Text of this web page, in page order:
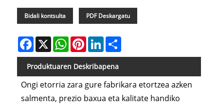
Bidali kontsulta PDF Deskargatu
Facebook
X WhatsAppPinterestLinkedIn
Produktuaren Deskribapena
Ongi etorria zara gure fabrikara etortzea azken
salmenta, prezio baxua eta kalitate handiko